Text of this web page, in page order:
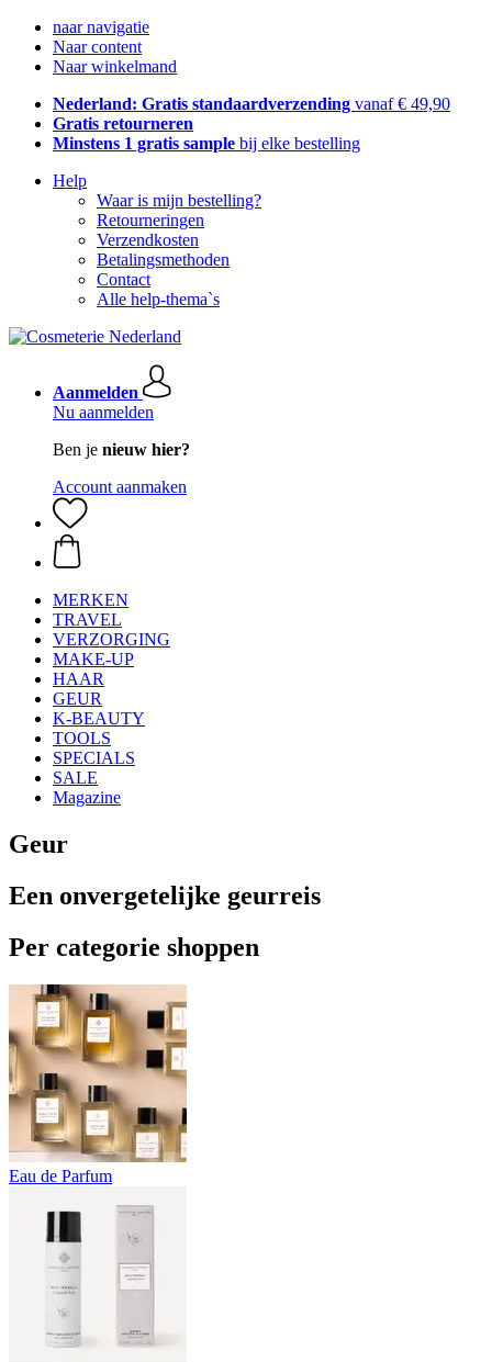
naar navigatie
Naar content
Naar winkelmand
Nederland: Gratis standaardverzending vanaf € 49,90
Gratis retourneren
Minstens 1 gratis sample bij elke bestelling
Help
Waar is mijn bestelling?
Retourneringen
Verzendkosten
Betalingsmethoden
Contact
Alle help-thema`s
Aanmelden
Nu aanmelden
Ben je nieuw hier?
Account aanmaken
MERKEN
TRAVEL
VERZORGING
MAKE-UP
HAAR
GEUR
K-BEAUTY
TOOLS
SPECIALS
SALE
Magazine
Geur
Een onvergetelijke geurreis
Per categorie shoppen
Eau de Parfum